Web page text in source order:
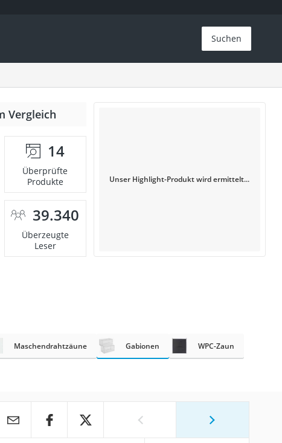
Suchen
Vergleich
14
Überprüfte
Produkte
39.340
Überzeugte
Leser
Unser Highlight-Produkt wird ermittelt...
Maschendrahtzäune Gabionen WPC-Zaun